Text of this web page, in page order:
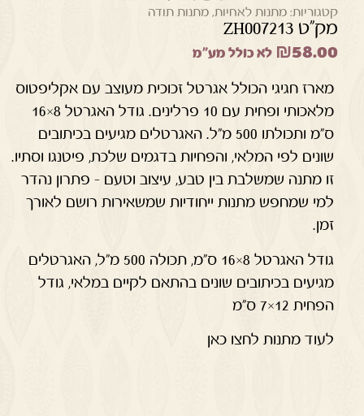
קטגוריות: מתנות לאחיות,מתנות תודה
מק"ט ZH007213
₪58.00 לא כולל מע"מ
מארז חגיגי הכולל אגרטל זכוכית מעוצב עם אקליפטוס
מלאכותי ופחית עם 10 פרלינים. גודל האגרטל 8×16
ס"מ ותכולתו 500 מ"ל. האגרטלים מגיעים בכיתובים
שונים לפי המלאי, והפחיות בדגמים שלכת, פיטנגו וסתיו.
זו מתנה שמשלבת בין טבע, עיצוב וטעם – פתרון נהדר
למי שמחפש מתנות ייחודיות שמשאירות רושם לאורך
זמן.
גודל האגרטל 8×16 ס"מ, תכולה 500 מ"ל, האגרטלים
מגיעים בכיתובים שונים בהתאם לקיים במלאי, גודל
הפחית 12×7 ס"מ
לעוד מתנות לחצו כאן